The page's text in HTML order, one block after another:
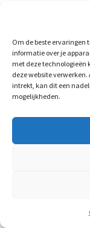
Om de beste ervaringen
informatie over je
met deze technologieën
deze website
intrekt, kan dit een
mogelijkheden.
daarom niet
geven het
leggen van een
uitzetvoegen,
Het is altijd
keuken- of